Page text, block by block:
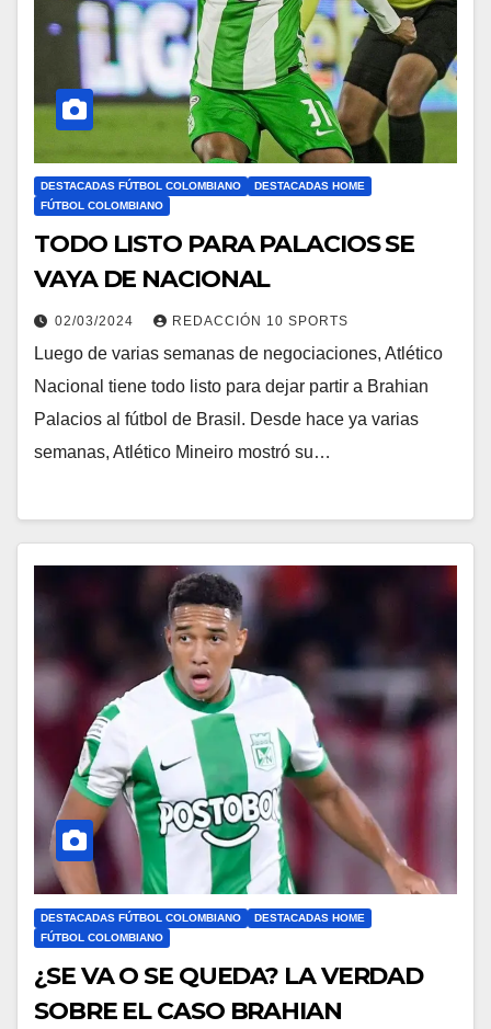
DESTACADAS FÚTBOL COLOMBIANO
DESTACADAS HOME
FÚTBOL COLOMBIANO
TODO LISTO PARA PALACIOS SE
VAYA DE NACIONAL
02/03/2024 REDACCIÓN 10 SPORTS
Luego de varias semanas de negociaciones, Atlético
Nacional tiene todo listo para dejar partir a Brahian
Palacios al fútbol de Brasil. Desde hace ya varias
semanas, Atlético Mineiro mostró su…
DESTACADAS FÚTBOL COLOMBIANO
DESTACADAS HOME
FÚTBOL COLOMBIANO
¿SE VA O SE QUEDA? LA VERDAD
SOBRE EL CASO BRAHIAN